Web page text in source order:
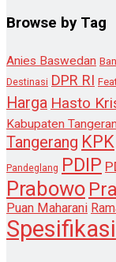
Browse by Tag
Anies Baswedan
Destinasi DPR RI
Harga Hasto
Kabupaten
Tangerang KPK
Pandeglang PDIP
Prabowo
Puan Maharani
Spesifikasi